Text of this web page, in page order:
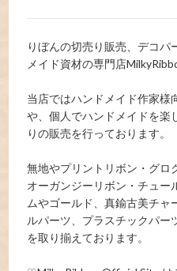
りぼんの切売り販売、デコパ
メイド資材の専門店
当店ではハンドメイド作家様
や、個人でハンドメイドを楽
りの販売を行っております。
無地やプリントリボン・グロ
オーガンジーリボン・チュー
ムやゴールド、真鍮古美チャ
ルパーツ、プラスチックパー
を取り揃えております。